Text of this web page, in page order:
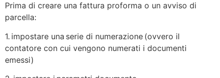
Prima di creare una fattura proforma o un avviso di
parcella:
1. impostare una serie di numerazione (ovvero il
contatore con cui vengono numerati i documenti
emessi)